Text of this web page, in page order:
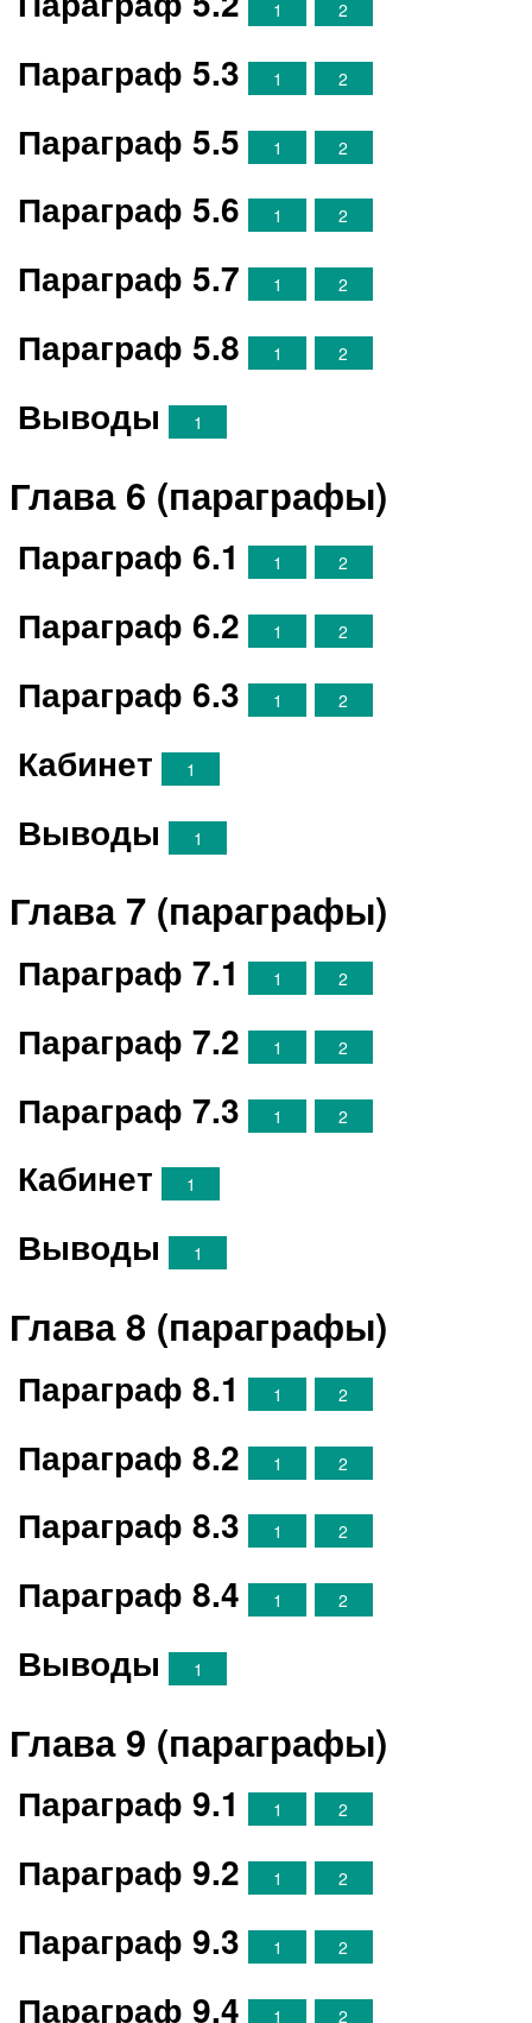
1 2
Параграф 5.3 1 2
Параграф 5.5 1 2
Параграф 5.6 1 2
Параграф 5.7 1 2
Параграф 5.8 1 2
Выводы 1
Глава 6 (параграфы)
Параграф 6.1 1 2
Параграф 6.2 1 2
Параграф 6.3 1 2
Кабинет 1
Выводы 1
Глава 7 (параграфы)
Параграф 7.1 1 2
Параграф 7.2 1 2
Параграф 7.3 1 2
Кабинет 1
Выводы 1
Глава 8 (параграфы)
Параграф 8.1 1 2
Параграф 8.2 1 2
Параграф 8.3 1 2
Параграф 8.4 1 2
Выводы 1
Глава 9 (параграфы)
Параграф 9.1 1 2
Параграф 9.2 1 2
Параграф 9.3 1 2
Параграф 9.4 1 2